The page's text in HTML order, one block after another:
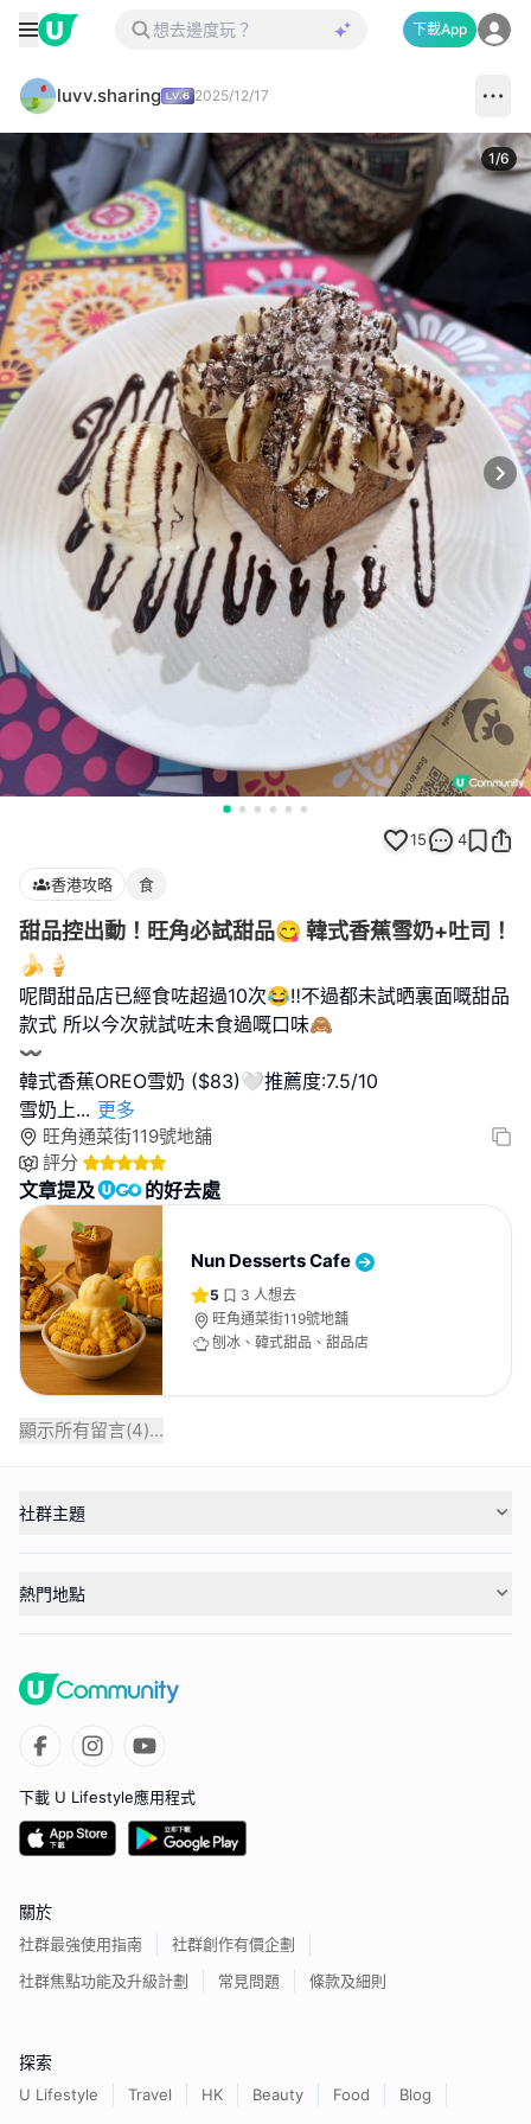
下載App
luvv.sharing 2025/12/17
1/6
15 4
香港攻略 食
甜品控出動！旺角必試甜品😋 韓式香蕉雪奶+吐司！
🍌🍦
呢間甜品店已經食咗超過10次😂‼️不過都未試晒裏面嘅甜品
款式 所以今次就試咗未食過嘅口味🙈
〰️
韓式香蕉OREO雪奶 ($83)🤍推薦度:7.5/10
雪奶上... 更多
旺角通菜街119號地舖
評分
文章提及 的好去處
Nun Desserts Cafe
5 3 人想去
旺角通菜街119號地舖
刨冰、韓式甜品、甜品店
顯示所有留言(4)...
社群主題
熱門地點
下載 U Lifestyle應用程式
關於
社群最強使用指南
社群創作有價企劃
社群焦點功能及升級計劃
常見問題 條款及細則
探索
U Lifestyle Travel HK Beauty Food
Blog